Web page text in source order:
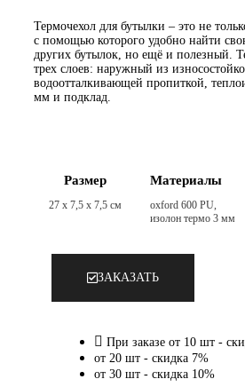
Термочехол для бутылки – это не
с помощью которого удобно найти
других бутылок, но ещё и полезный.
трех слоев: наружный из
водоотталкивающей пропиткой,
мм и подклад.
Размер
27 x 7,5 x 7,5 см
Материалы
oxford 600 PU,
изолон термо 3 мм
ЗАКАЗАТЬ
При заказе от 10 шт -
от 20 шт - скидка 7%
от 30 шт - скидка 10%